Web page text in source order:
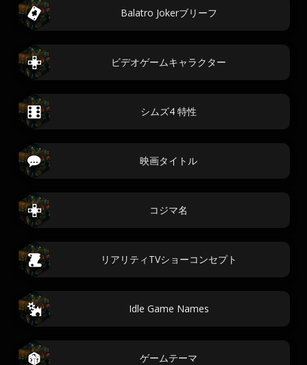
Balatro Jokerブリーフ
ビデオゲームキャラクター
シムズ4 特性
映画タイトル
コジマ名
リアリティTVショーコンセプト
Idle Game Names
ゲームテーマ